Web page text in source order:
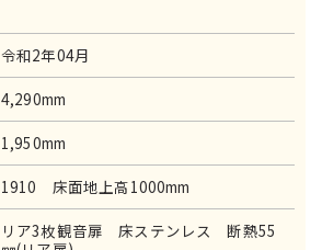
令和2年04月
4,290mm
1,950mm
1910 床面地上高1000mm
リア3枚観音扉 床ステンレス 断熱55